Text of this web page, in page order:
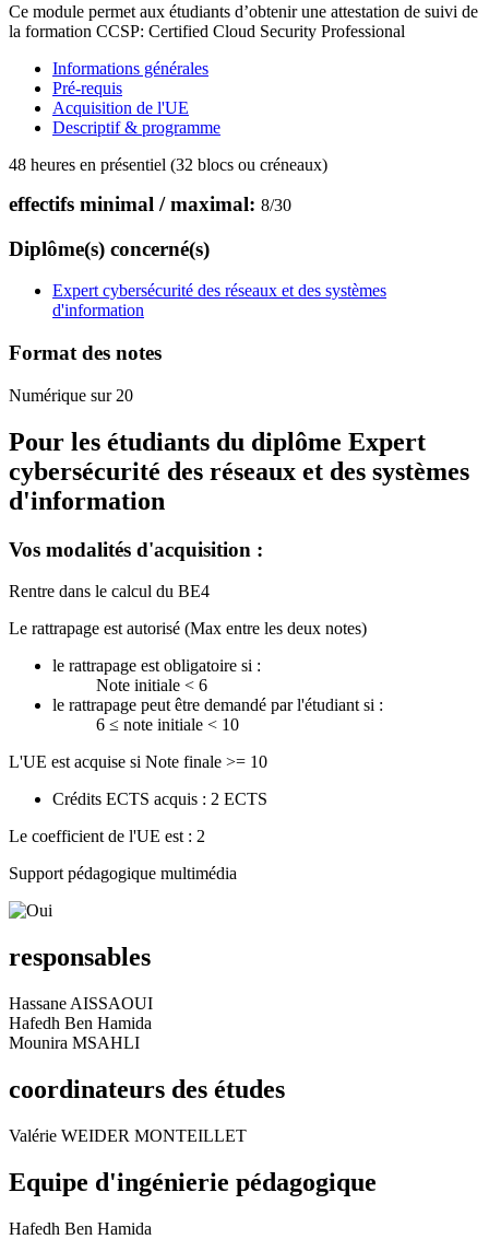
Ce module permet aux étudiants d’obtenir une attestation de suivi de
la formation CCSP: Certified Cloud Security Professional
Informations générales
Pré-requis
Acquisition de l'UE
Descriptif & programme
48 heures en présentiel (32 blocs ou créneaux)
effectifs minimal / maximal: 8/30
Diplôme(s) concerné(s)
Expert cybersécurité des réseaux et des systèmes
d'information
Format des notes
Numérique sur 20
Pour les étudiants du diplôme Expert
cybersécurité des réseaux et des systèmes
d'information
Vos modalités d'acquisition :
Rentre dans le calcul du BE4
Le rattrapage est autorisé (Max entre les deux notes)
le rattrapage est obligatoire si :
Note initiale < 6
le rattrapage peut être demandé par l'étudiant si :
6 ≤ note initiale < 10
L'UE est acquise si Note finale >= 10
Crédits ECTS acquis : 2 ECTS
Le coefficient de l'UE est : 2
Support pédagogique multimédia
responsables
Hassane AISSAOUI
Hafedh Ben Hamida
Mounira MSAHLI
coordinateurs des études
Valérie WEIDER MONTEILLET
Equipe d'ingénierie pédagogique
Hafedh Ben Hamida